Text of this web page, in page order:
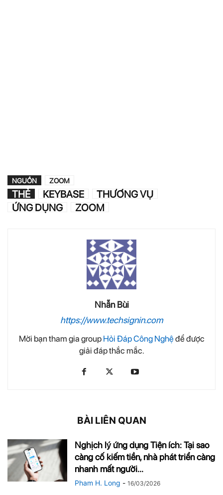
NGUỒN ZOOM
THẺ KEYBASE
THƯƠNG VỤ
ỨNG DỤNG
ZOOM
Nhẫn Bùi
https://www.techsignin.com
Mời bạn tham gia group Hỏi Đáp Công Nghệđể được
giải đáp thắc mắc.
BÀI LIÊN QUAN
Nghịch lý ứng dụng Tiện ích: Tại sao
càng cố kiếm tiền, nhà phát triển càng
nhanh mất người...
Pham H. Long - 16/03/2026